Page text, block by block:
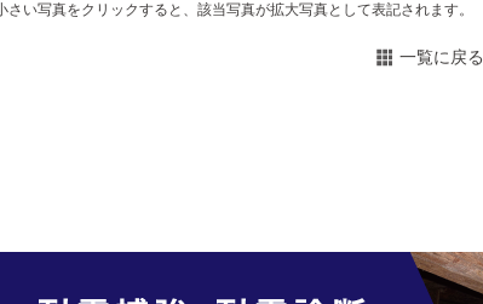
さい写真をクリックすると、該当写真が拡大写真として表記されます。
一覧に戻る